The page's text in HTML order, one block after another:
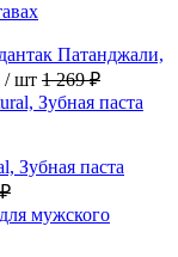
Патанджали,
/ шт 1 269 ₽
Зубная паста